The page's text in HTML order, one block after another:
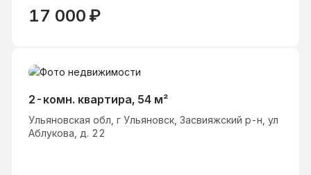
17 000 ₽
2-комн. квартира, 54 м²
Ульяновская обл, г Ульяновск, Засвияжский р-н, ул
Аблукова, д. 22